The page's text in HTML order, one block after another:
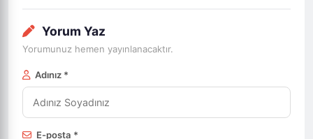
Yorum Yaz
Yorumunuz hemen yayınlanacaktır.
Adınız *
E-posta *